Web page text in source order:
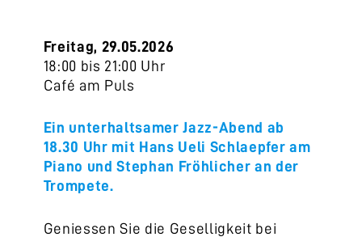
Freitag, 29.05.2026
18:00 bis 21:00 Uhr
Café am Puls
Ein unterhaltsamer Jazz-Abend ab
18.30 Uhr mit Hans Ueli Schlaepfer am
Piano und Stephan Fröhlicher an der
Trompete.
Geniessen Sie die Geselligkeit bei